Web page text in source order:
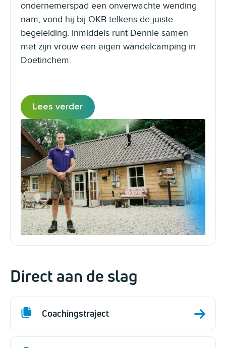
ondernemerspad een onverwachte wending
nam, vond hij bij OKB telkens de juiste
begeleiding. Inmiddels runt Dennie samen
met zijn vrouw een eigen wandelcamping in
Doetinchem.
Lees verder
Direct aan de slag
Coachingstraject